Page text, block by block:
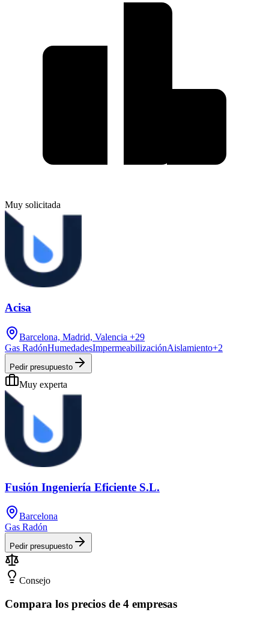
Muy solicitada
Acisa
Barcelona, Madrid, Valencia +29
Gas RadónHumedadesImpermeabilizaciónAislamiento+2
Pedir presupuesto
Muy experta
Fusión Ingeniería Eficiente S.L.
Barcelona
Gas Radón
Pedir presupuesto
Consejo
Compara los precios de 4 empresas